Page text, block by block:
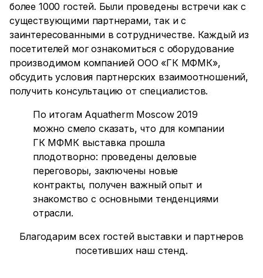
более 1000 гостей. Были проведены встречи как с
существующими партнерами, так и с
заинтересованными в сотрудничестве. Каждый из
посетителей мог ознакомиться с оборудование
производимом компанией ООО «ГК МФМК»,
обсудить условия партнерских взаимоотношений,
получить консультацию от специалистов.
По итогам Aquatherm Moscow 2019
можно смело сказать, что для компании
ГК МФМК выставка прошла
плодотворно: проведены деловые
переговоры, заключены новые
контракты, получен важный опыт и
знакомство с основными тенденциями
отрасли.
Благодарим всех гостей выставки и партнеров
посетивших наш стенд.